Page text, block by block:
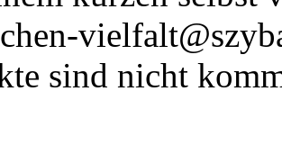
sind nicht